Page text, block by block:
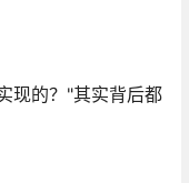
现的？"其实背后都